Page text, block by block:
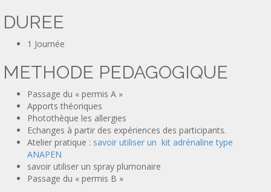
DUREE
1 Journée
METHODE PEDAGOGIQUE
Passage du « permis A »
Apports théoriques
Photothèque les allergies
Echanges à partir des expériences des participants.
Atelier pratique : savoir utiliser un kit adrénaline type
ANAPEN
savoir utiliser un spray plumonaire
Passage du « permis B »